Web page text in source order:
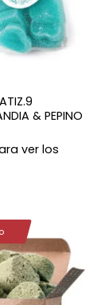
& PEPINO
ver los
Añadir
a la
lista de
deseos